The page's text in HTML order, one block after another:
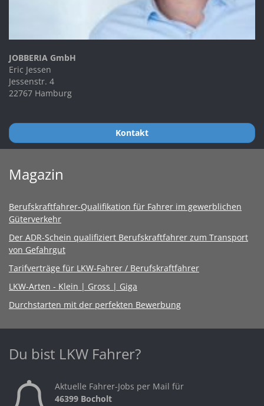
JOBBERIA GmbH
Eric Jessen
Jessenstr. 4
22767 Hamburg
Kontakt
Magazin
Berufskraftfahrer-Qualifikation für Fahrer im gewerblichen
Güterverkehr
Der ADR-Schein qualifiziert Berufskraftfahrer zum Transport
von Gefahrgut
Tarifverträge für LKW-Fahrer / Berufskraftfahrer
LKW-Arten - Klein | Gross | Giga
Durchstarten mit der perfekten Bewerbung
Du bist LKW Fahrer?
Aktuelle Fahrer-Jobs per Mail für
46399 Bocholt